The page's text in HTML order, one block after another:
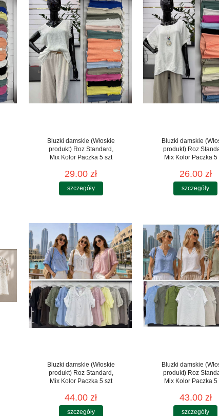
Bluzki damskie (Włoskie
produkt) Roz Standard,
Mix Kolor Paczka 5 szt
29.00 zł
szczegóły
Bluzki damskie
produkt) Roz
Mix Kolor Paczka 5
26.00 zł
szczegóły
Bluzki damskie (Włoskie
produkt) Roz Standard,
Mix Kolor Paczka 5 szt
44.00 zł
szczegóły
Bluzki damskie
produkt) Roz
Mix Kolor Paczka 5
43.00 zł
szczegóły